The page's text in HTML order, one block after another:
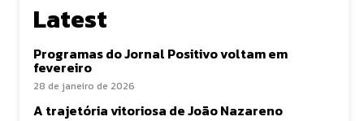
Latest
Programas do Jornal Positivo voltam em
fevereiro
28 de janeiro de 2026
A trajetória vitoriosa de João Nazareno